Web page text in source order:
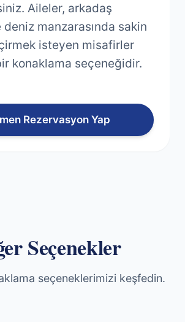
Aileler, arkadaş
deniz manzarasında sakin
isteyen misafirler
konaklama seçeneğidir.
Rezervasyon Yap
Seçenekler
seçeneklerimizi keşfedin.